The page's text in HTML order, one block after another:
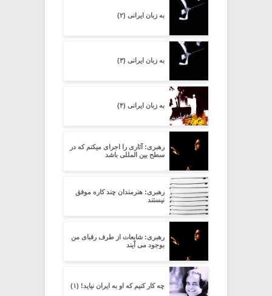
به زبان ایرانی (۲)
به زبان ایرانی (۳)
به زبان ایرانی (۴)
رهبری: آثاری را اجرای میکنم که در
سطح بین المللی باشد
رهبری: هنرمندان چند کاره موفق
نیستند
رهبری: شایعات از طرف رقبای من
بوجود می آیند
چه کار کنیم که او به ایران نیاید! (۱)